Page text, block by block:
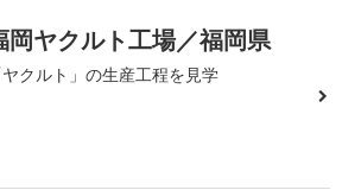
岡ヤクルト工場／福岡県
ヤクルト」の生産工程を見学